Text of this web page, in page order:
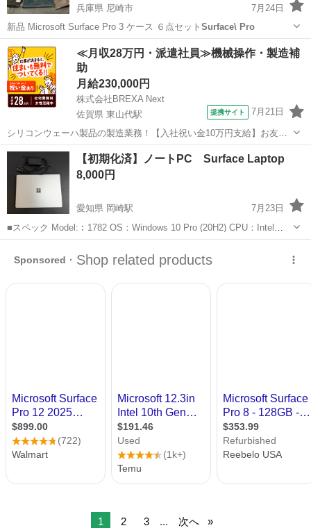
兵庫県 尼崎市
7月24日
新品 Microsoft Surface Pro 3 ケース ６点セット Surface\ Pro
兵庫 尼崎市 その他 ケース
≪月収28万円・派遣社員≫機械操作・製造補
助
月給230,000円
株式会社BREXA Next
佐賀県 東山代駅
提携サイト 7月21日
シリコンウェーハ製品の製造業務！【入社祝い金10万円支給】お友達
やカップルとの応募OK◎年間休日129日＆休出なしでプライベート充
実♪業務はクリーンルームで快適作業◎自社正社員登用制度あり★1食
300円～の格安食堂あり！《佐...
佐賀 伊万里市 東山代駅 その他
【初期化済】ノートPC Surface Laptop
8,000円
愛知県 岡崎駅
7月23日
■スペック Model:︰1782 OS：Windows 10 Pro (20H2) CPU：Intel
Core m3-7Y30 1.00GHz メモリ (RAM)：4.00 GB ディスプレイ：13.5
インチ Pixel...
1 2 3 ... 次へ